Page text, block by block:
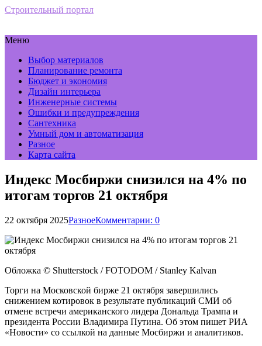
Строительный портал
Меню
Выбор материалов
Планирование ремонта
Бюджет и экономия
Дизайн интерьера
Инженерные системы
Ошибки и предупреждения
Сантехника
Умный дом и автоматизация
Разное
Карта сайта
Индекс Мосбиржи снизился на 4% по
итогам торгов 21 октября
22 октября 2025РазноеКомментарии: 0
Обложка © Shutterstock / FOTODOM / Stanley Kalvan
Торги на Московской бирже 21 октября завершились
снижением котировок в результате публикаций СМИ об
отмене встречи американского лидера Дональда Трампа и
президента России Владимира Путина. Об этом пишет РИА
«Новости» со ссылкой на данные Мосбиржи и аналитиков.